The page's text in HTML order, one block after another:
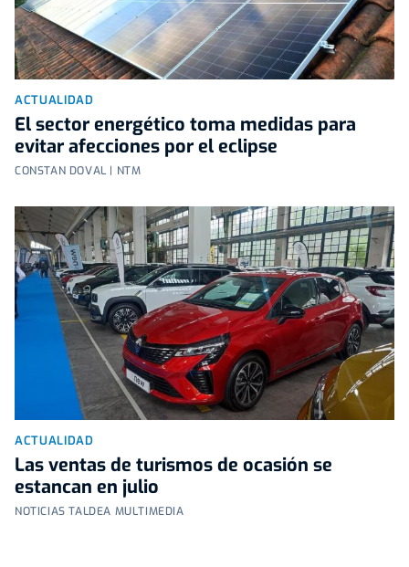
ACTUALIDAD
El sector energético toma medidas para
evitar afecciones por el eclipse
CONSTAN DOVAL | NTM
ACTUALIDAD
Las ventas de turismos de ocasión se
estancan en julio
NOTICIAS TALDEA MULTIMEDIA